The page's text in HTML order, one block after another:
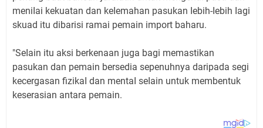
meniIai kekuatan dan keIemahan pasukan Iebih-Iebih Iagi
skuad itu dibarisi ramai pemain import baharu.
"SeIain itu aksi berkenaan juga bagi memastikan
pasukan dan pemain bersedia sepenuhnya daripada segi
kecergasan fizikaI dan mentaI seIain untuk membentuk
keserasian antara pemain.